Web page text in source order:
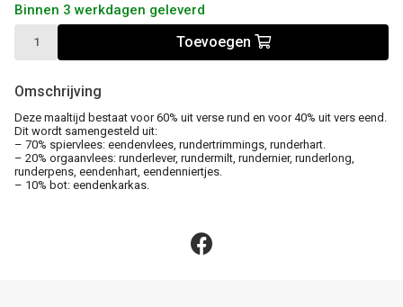
Binnen 3 werkdagen geleverd
Toevoegen
Omschrijving
Deze maaltijd bestaat voor 60% uit verse rund en voor 40% uit vers eend.
Dit wordt samengesteld uit:
– 70% spiervlees: eendenvlees, rundertrimmings, runderhart.
– 20% orgaanvlees: runderlever, rundermilt, rundernier, runderlong,
runderpens, eendenhart, eendenniertjes.
– 10% bot: eendenkarkas.